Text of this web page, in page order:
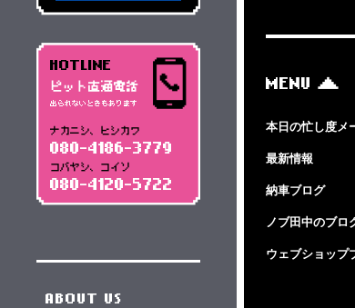
MENU
本日の忙し度メ
最新情報
納車ブログ
ノブ田中のブロ
ウェブショップ
HOTLINE
ピット直通電話
出られないときもあります
ナカニシ、ヒシカワ
080-4186-3779
コバヤシ、コイソ
080-4120-5722
ABOUT US